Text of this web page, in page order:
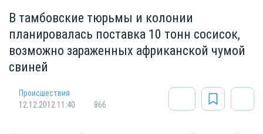
В тамбовские тюрьмы и колонии
планировалась поставка 10 тонн сосисок,
возможно зараженных африканской чумой
свиней
Происшествия
12.12.2012 11:40
866